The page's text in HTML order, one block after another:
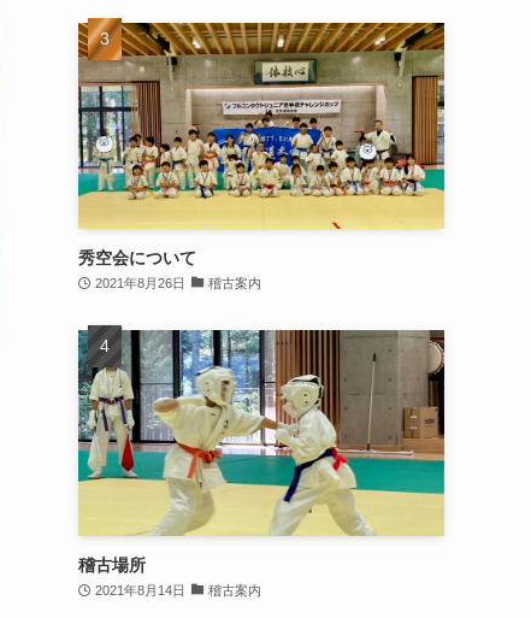
秀空会について
2021年8月26日 稽古案内
稽古場所
2021年8月14日 稽古案内